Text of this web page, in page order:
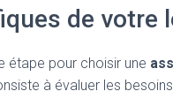
de votre
étape pour choisir une
à évaluer les